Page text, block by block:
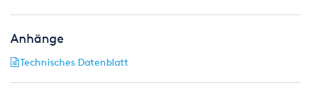
Anhänge
Technisches Datenblatt